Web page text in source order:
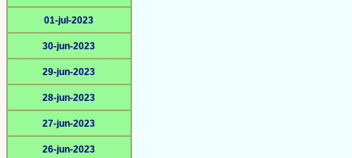
01-jul-2023
30-jun-2023
29-jun-2023
28-jun-2023
27-jun-2023
26-jun-2023